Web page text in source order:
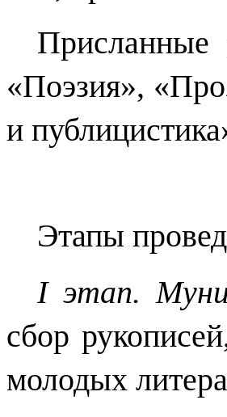
Присланные
«Поэзия»,
и
Этапы
I этап.
сбор
молодых